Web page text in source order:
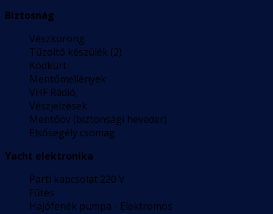
Biztosnág
Vészkorong
Tűzoltó készülék (2)
Ködkürt
Mentőmellények
VHF Rádió,
Vészjelzések
Mentőöv (biztonsági heveder)
Elsősegély csomag
Yacht elektronika
Parti kapcsolat 220 V
Fűtés
Hajófenék pumpa - Elektromos